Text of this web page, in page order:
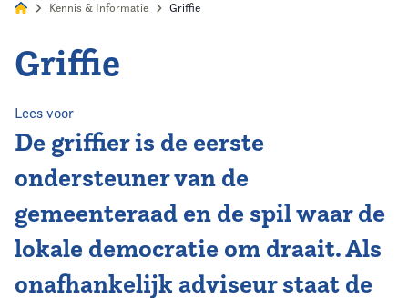
Home
Agenda
Nieuws
Opleiding
Kennis & Informatie
Kennis & Informatie Griffie
Griffie
Lees voor
De griffier is de eerste
ondersteuner van de
gemeenteraad en de spil waar de
lokale democratie om draait. Als
onafhankelijk adviseur staat de